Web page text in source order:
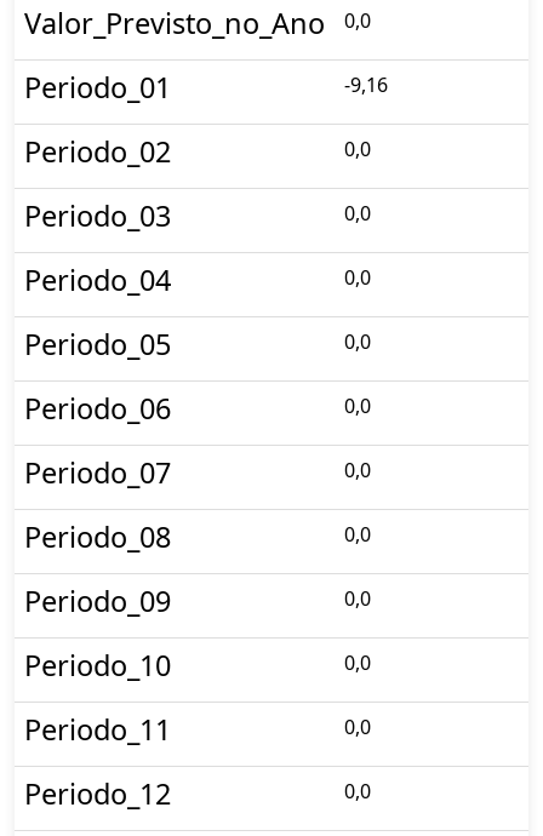
Valor_Previsto_no_Ano 0,0
Periodo_01 -9,16
Periodo_02 0,0
Periodo_03 0,0
Periodo_04 0,0
Periodo_05 0,0
Periodo_06 0,0
Periodo_07 0,0
Periodo_08 0,0
Periodo_09 0,0
Periodo_10 0,0
Periodo_11 0,0
Periodo_12 0,0